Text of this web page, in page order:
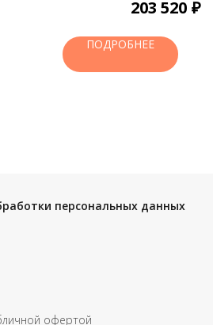
203 520 ₽
ПОДРОБНЕЕ
персональных данных
офертой